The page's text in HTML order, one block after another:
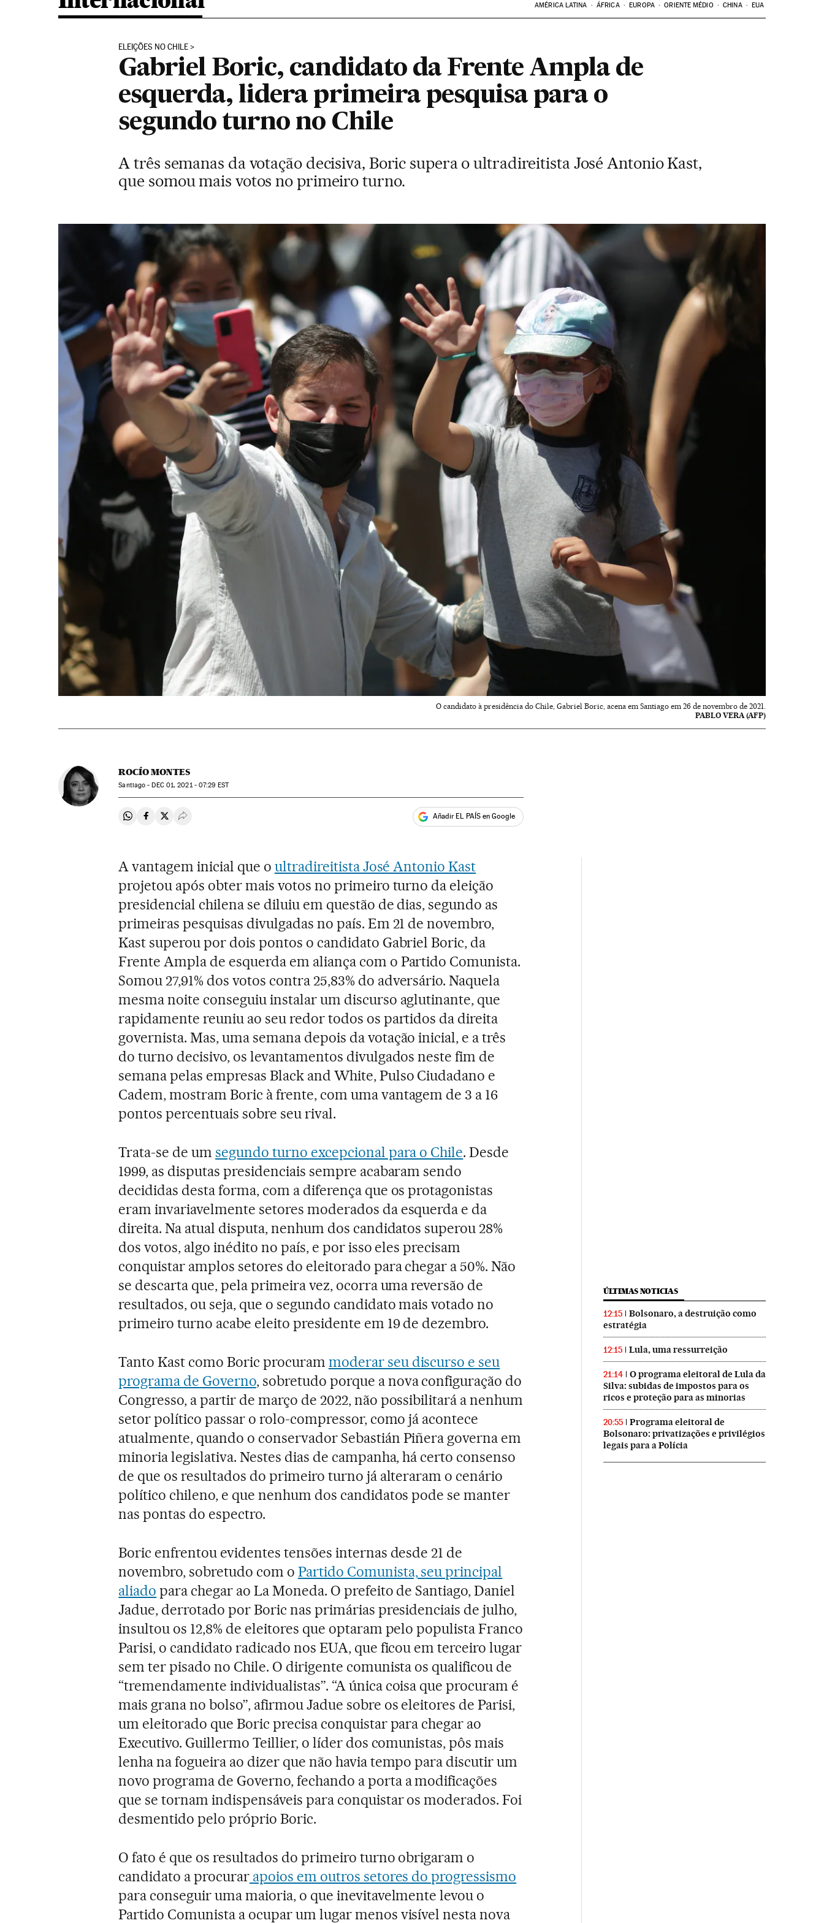
AMÉRICA LATINA ÁFRICA EUROPA ORIENTE MÉDIO CHINA EUA
ELEIÇÕES NO CHILE
Gabriel Boric, candidato da Frente Ampla de
esquerda, lidera primeira pesquisa para o
segundo turno no Chile
A três semanas da votação decisiva, Boric supera o ultradireitista José Antonio Kast,
que somou mais votos no primeiro turno.
O candidato à presidência do Chile, Gabriel Boric, acena em Santiago em 26 de novembro de 2021.
PABLO VERA (AFP)
ROCÍO MONTES
Santiago -DEC01, 2021 - 07:29 EST
Compartir en Whatsapp
Compartir en Facebook
Compartir en Twitter
Desplegar Redes Sociales Añadir EL PAÍS en Google
A vantagem inicial que o ultradireitista José Antonio Kast
projetou após obter mais votos no primeiro turno da eleição
presidencial chilena se diluiu em questão de dias, segundo as
primeiras pesquisas divulgadas no país. Em 21 de novembro,
Kast superou por dois pontos o candidato Gabriel Boric, da
Frente Ampla de esquerda em aliança com o Partido Comunista.
Somou 27,91% dos votos contra 25,83% do adversário. Naquela
mesma noite conseguiu instalar um discurso aglutinante, que
rapidamente reuniu ao seu redor todos os partidos da direita
governista. Mas, uma semana depois da votação inicial, e a três
do turno decisivo, os levantamentos divulgados neste fim de
semana pelas empresas Black and White, Pulso Ciudadano e
Cadem, mostram Boric à frente, com uma vantagem de 3 a 16
pontos percentuais sobre seu rival.
Trata-se de umsegundo turno excepcional para o Chile. Desde
1999, as disputas presidenciais sempre acabaram sendo
decididas desta forma, com a diferença que os protagonistas
eram invariavelmente setores moderados da esquerda e da
direita. Na atual disputa, nenhum dos candidatos superou 28%
dos votos, algo inédito no país, e por isso eles precisam
conquistar amplos setores do eleitorado para chegar a 50%. Não
se descarta que, pela primeira vez, ocorra uma reversão de
resultados, ou seja, que o segundo candidato mais votado no
primeiro turno acabe eleito presidente em 19 de dezembro.
Tanto Kast como Boric procuram moderar seu discurso e seu
programa de Governo, sobretudo porque a nova configuração do
Congresso, a partir de março de 2022, não possibilitará a nenhum
setor político passar o rolo-compressor, como já acontece
atualmente, quando o conservador Sebastián Piñera governa em
minoria legislativa. Nestes dias de campanha, há certo consenso
de que os resultados do primeiro turno já alteraram o cenário
político chileno, e que nenhum dos candidatos pode se manter
nas pontas do espectro.
Boric enfrentou evidentes tensões internas desde 21 de
novembro, sobretudo com o Partido Comunista, seu principal
aliado para chegar ao La Moneda. O prefeito de Santiago, Daniel
Jadue, derrotado por Boric nas primárias presidenciais de julho,
insultou os 12,8% de eleitores que optaram pelo populista Franco
Parisi, o candidato radicado nos EUA, que ficou em terceiro lugar
sem ter pisado no Chile. O dirigente comunista os qualificou de
“tremendamente individualistas”. “A única coisa que procuram é
mais grana no bolso”, afirmou Jadue sobre os eleitores de Parisi,
um eleitorado que Boric precisa conquistar para chegar ao
Executivo. Guillermo Teillier, o líder dos comunistas, pôs mais
lenha na fogueira ao dizer que não havia tempo para discutir um
novo programa de Governo, fechando a porta a modificações
que se tornam indispensáveis para conquistar os moderados. Foi
desmentido pelo próprio Boric.
O fato é que os resultados do primeiro turno obrigaram o
candidato a procurarapoios em outros setores do progressismo
para conseguir uma maioria, o que inevitavelmente levou o
Partido Comunista a ocupar um lugar menos visível nesta nova
ÚLTIMAS NOTICIAS
12:15
Bolsonaro, a destruição como
estratégia
12:15 Lula, uma ressurreição
21:14
O programa eleitoral de Lula da
Silva: subidas de impostos para os
ricos e proteção para as minorias
20:55
Programa eleitoral de
Bolsonaro: privatizações e privilégios
legais para a Polícia